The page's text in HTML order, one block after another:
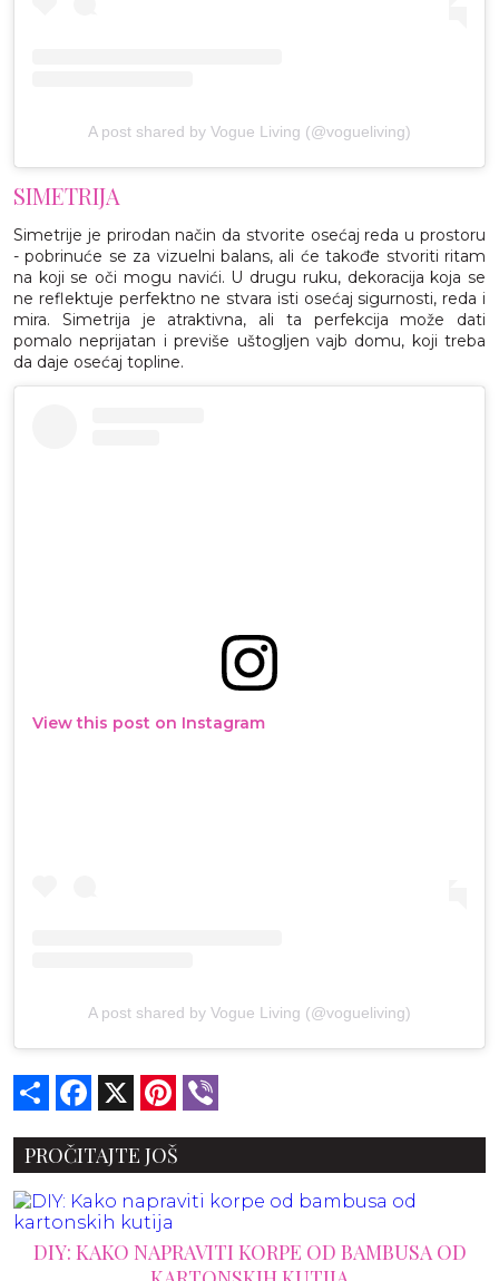
A post shared by Vogue Living (@vogueliving)
SIMETRIJA
Simetrije je prirodan način da stvorite osećaj reda u prostoru
- pobrinuće se za vizuelni balans, ali će takođe stvoriti ritam
na koji se oči mogu navići. U drugu ruku, dekoracija koja se
ne reflektuje perfektno ne stvara isti osećaj sigurnosti, reda i
mira. Simetrija je atraktivna, ali ta perfekcija može dati
pomalo neprijatan i previše uštogljen vajb domu, koji treba
da daje osećaj topline.
View this post on Instagram
A post shared by Vogue Living (@vogueliving)
Share Facebook Pinterest
PROČITAJTE JOŠ
DIY: KAKO NAPRAVITI KORPE OD BAMBUSA OD